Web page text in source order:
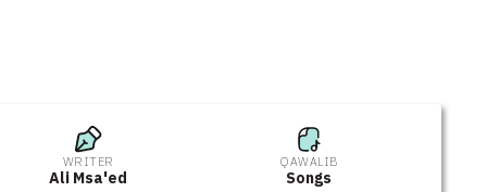
WRITER
Ali Msa'ed
QAWALIB
Songs